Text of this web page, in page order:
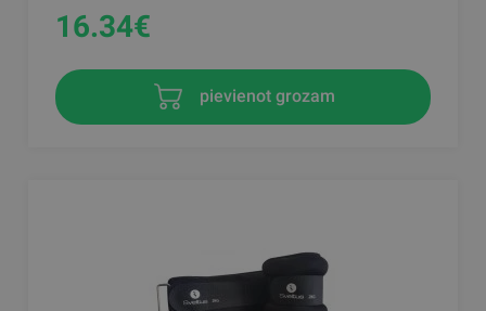
16.34€
pievienot grozam